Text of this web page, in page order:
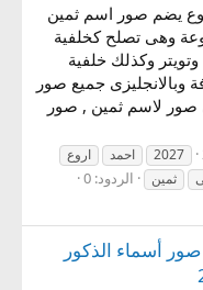
يضم صور اسم ثمين
وهى تصلح كخلفية
وكذلك خلفية
جميع صور
صور لاسم ثمين , صور
2027 احمد
اروع
ثمين
الردود: 0
أسماء الذكور